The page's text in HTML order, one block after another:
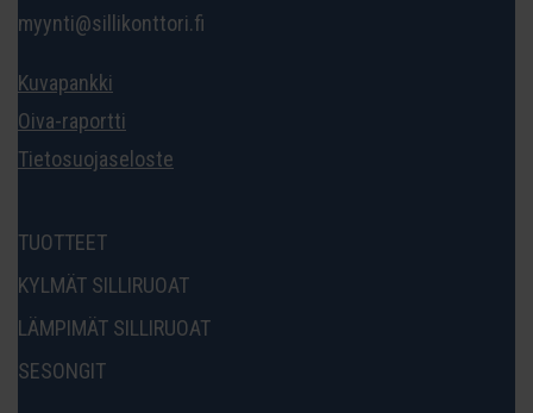
myynti@sillikonttori.fi
Kuvapankki
Oiva-raportti
Tietosuojaseloste
TUOTTEET
KYLMÄT SILLIRUOAT
LÄMPIMÄT SILLIRUOAT
SESONGIT